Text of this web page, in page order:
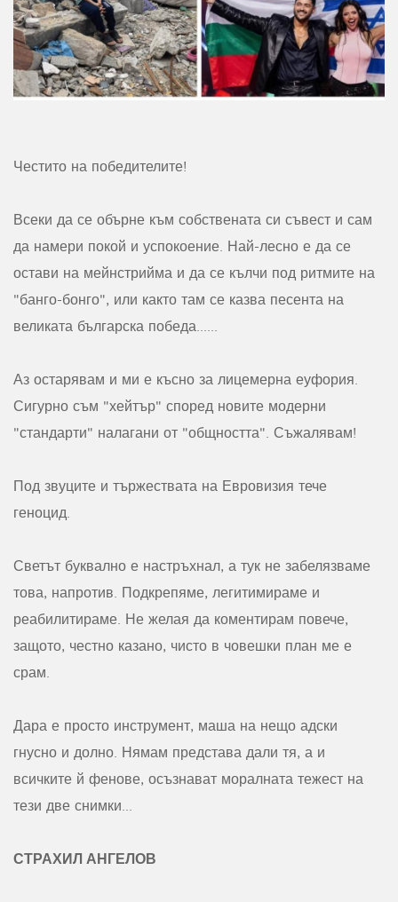
Честито на победителите!
Всеки да се обърне към собствената си съвест и сам
да намери покой и успокоение. Най-лесно е да се
остави на мейнстрийма и да се кълчи под ритмите на
"банго-бонго", или както там се казва песента на
великата българска победа......
Аз остарявам и ми е късно за лицемерна еуфория.
Сигурно съм "хейтър" според новите модерни
"стандарти" налагани от "общността". Съжалявам!
Под звуците и тържествата на Евровизия тече
геноцид.
Светът буквално е настръхнал, а тук не забелязваме
това, напротив. Подкрепяме, легитимираме и
реабилитираме. Не желая да коментирам повече,
защото, честно казано, чисто в човешки план ме е
срам.
Дара е просто инструмент, маша на нещо адски
гнусно и долно. Нямам представа дали тя, а и
всичките й фенове, осъзнават моралната тежест на
тези две снимки...
СТРАХИЛ АНГЕЛОВ